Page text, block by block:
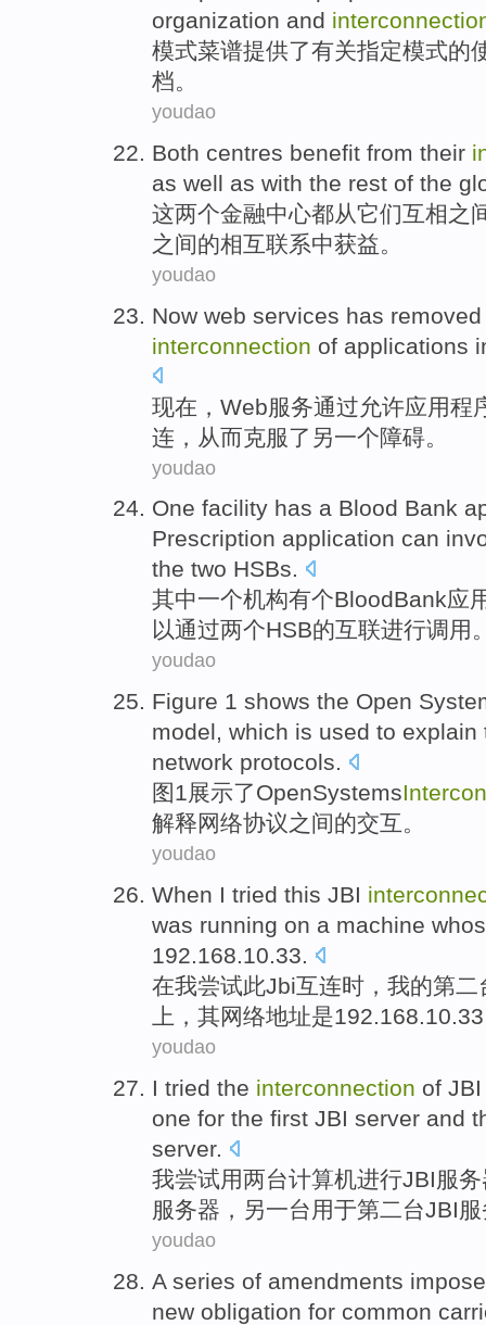
organization and
模式菜谱提供了有关指定模式的
档。
youdao
Both centres benefit from their
as well as with the rest of the
这两个金融中心都从它们互相之
之间的相互联系中获益。
youdao
Now web services has removed
interconnection of applications
现在 ， Web服务通过允许应用程
连 ，从而克服了 另一个障碍。
youdao
One facility has a Blood Bank
Prescription application can
the two HSBs.
其中一个机构有个BloodBank应
以通过两个HSB的互联进行调用
youdao
Figure 1 shows the Open
model, which is used to explain
network protocols.
图1展示了OpenSystems
解释网络协议之间的交互。
youdao
When I tried this JBI
was running on a machine
192.168.10.33.
在我尝试此Jbi互连时， 我的第二
上，其网络地址是192.168.10.33
youdao
I tried the interconnection of JBI
one for the first JBI server and
server.
我尝试用两台计算机进行JBI服
服务器 ， 另一台用于第二台JBI
youdao
A series of amendments
new obligation for common